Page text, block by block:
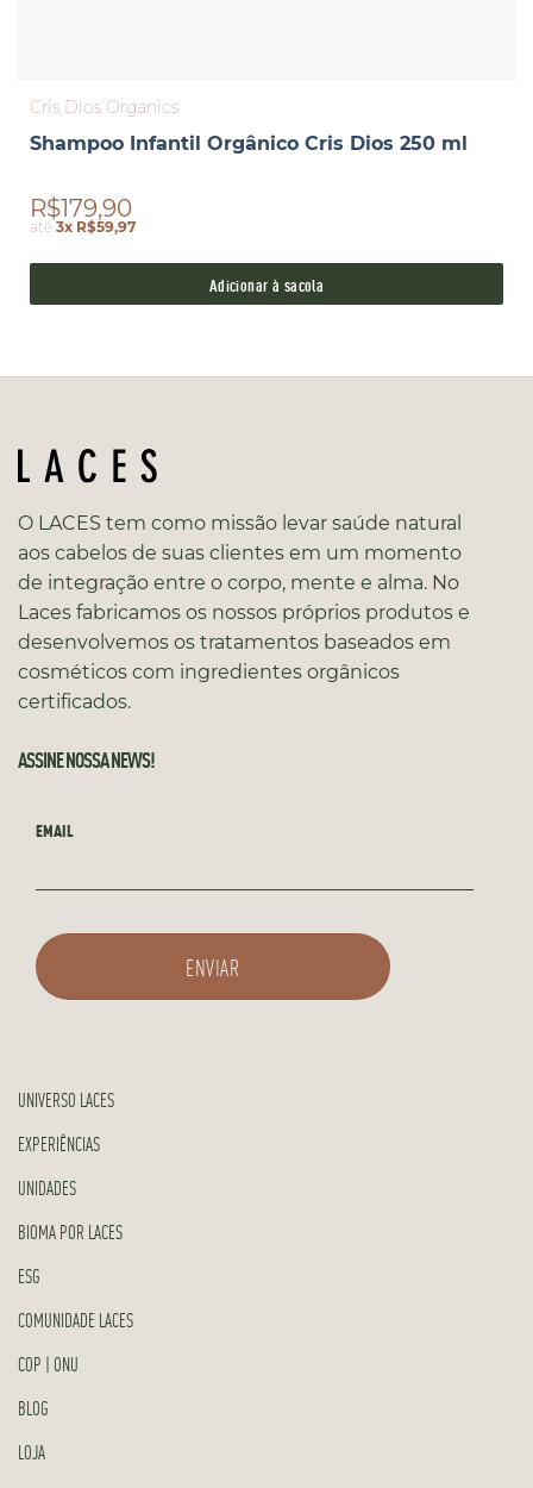
Cris Dios Organics
Shampoo Infantil Orgânico Cris Dios 250 ml
R$179,90
até3x R$59,97
Adicionar à sacola
O LACES tem como missão levar saúde natural
aos cabelos de suas clientes em um momento
de integração entre o corpo, mente e alma. No
Laces fabricamos os nossos próprios produtos e
desenvolvemos os tratamentos baseados em
cosméticos com ingredientes orgânicos
certificados.
ASSINE NOSSA NEWS!
EMAIL
UNIVERSO LACES
EXPERIÊNCIAS
UNIDADES
BIOMA POR LACES
ESG
COMUNIDADE LACES
COP | ONU
BLOG
LOJA